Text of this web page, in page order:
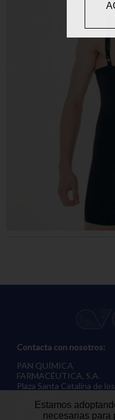
Estamos
necesarias para
Contacta con nosotros:
PAN QUÍMICA
FARMACÉUTICA, S.A.
Plaza Santa Catalina de los
28013 MADRID
Teléfono: (+34)